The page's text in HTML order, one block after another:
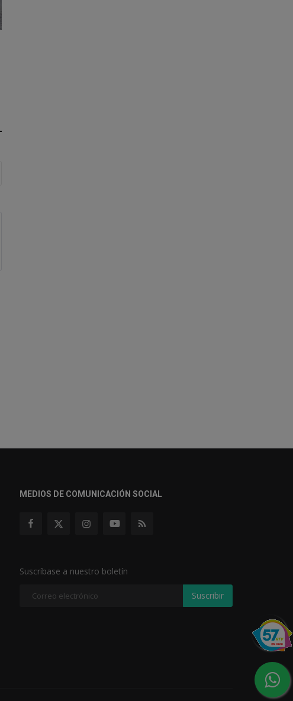
MEDIOS DE COMUNICACIÓN SOCIAL
Suscríbase a nuestro boletín
Suscribir